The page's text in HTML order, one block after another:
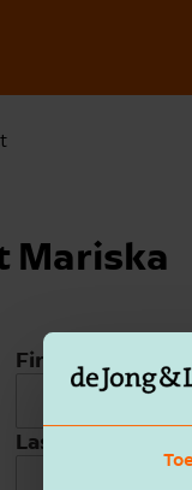
Mariska
First name
Last name